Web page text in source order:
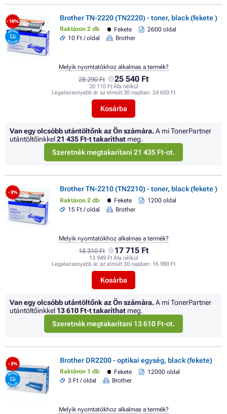
- 10% Brother TN-2220 (TN2220) - toner, black (fekete )
Raktáron 2 db Fekete
2600 oldal
10 Ft / oldal
Brother
28 290 Ft 25 540 Ft
20 110 Ft Áfa nélkül
Legalacsonyabb ár az elmúlt 30 napban: 24 650 Ft
Kosárba
Melyik nyomtatókhoz alkalmas a termék?
Van egy olcsóbb utántöltőnk az Ön számára.A mi TonerPartner
utántöltőinkkel21 435 Ft-t takaríthat meg.
Szeretnék megtakarítani 21 435 Ft-ot.
- 3% Brother TN-2210 (TN2210) - toner, black (fekete )
Raktáron 2 db Fekete
1200 oldal
15 Ft / oldal
Brother
18 310 Ft 17 715 Ft
13 949 Ft Áfa nélkül
Legalacsonyabb ár az elmúlt 30 napban: 16 980 Ft
Kosárba
Melyik nyomtatókhoz alkalmas a termék?
Van egy olcsóbb utántöltőnk az Ön számára.A mi TonerPartner
utántöltőinkkel 13 610 Ft-t takaríthat meg.
Szeretnék megtakarítani 13 610 Ft-ot.
- 3% Brother DR2200 - optikai egység, black (fekete)
Raktáron 1 db Fekete
12000 oldal
3 Ft / oldal
Brother
Melyik nyomtatókhoz alkalmas a termék?